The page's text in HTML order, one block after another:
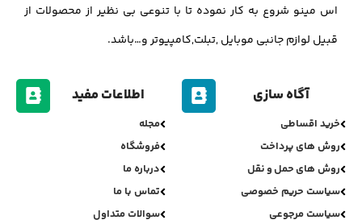
اس مینو شروع به کار نموده تا با تنوعی بی نظیر از محصولات از
قبیل لوازم جانبی موبایل ,تبلت,کامپیوتر و…باشد.
آگاه سازی
خرید اقساطی
روش های پرداخت
روش های حمل و نقل
سیاست حریم خصوصی
سیاست مرجوعی
اطلاعات مفید
مجله
فروشگاه
درباره ما
تماس با ما
سوالات متداول